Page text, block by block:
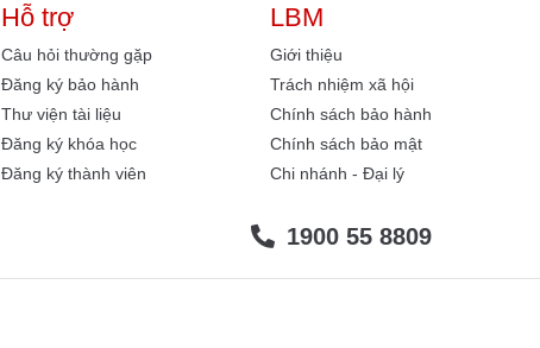
Hỗ trợ
Câu hỏi thường gặp
Đăng ký bảo hành
Thư viện tài liệu
Đăng ký khóa học
Đăng ký thành viên
LBM
Giới thiệu
Trách nhiệm xã hội
Chính sách bảo hành
Chính sách bảo mật
Chi nhánh - Đại lý
1900 55 8809